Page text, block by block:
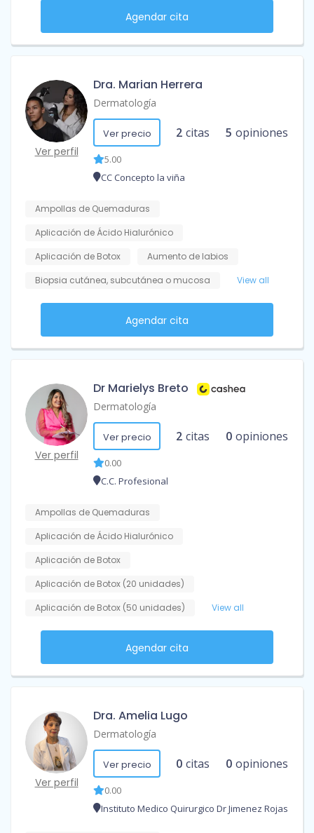
Agendar cita
Ver perfil
Dra. Marian Herrera
Dermatología
Ver precio 2 citas 5 opiniones
5.00
CC Concepto la viña
Ampollas de Quemaduras
Aplicación de Ácido Hialurónico
Aplicación de Botox
Aumento de labios
Biopsia cutánea, subcutánea o mucosa
View all
Agendar cita
Ver perfil
Dr Marielys Breto
Dermatología
Ver precio 2 citas 0 opiniones
0.00
C.C. Profesional
Ampollas de Quemaduras
Aplicación de Ácido Hialurónico
Aplicación de Botox
Aplicación de Botox (20 unidades)
Aplicación de Botox (50 unidades)
View all
Agendar cita
Ver perfil
Dra. Amelia Lugo
Dermatología
Ver precio 0 citas 0 opiniones
0.00
Instituto Medico Quirurgico Dr Jimenez Rojas